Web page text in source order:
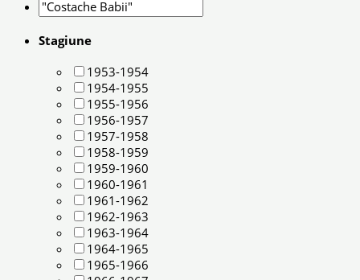
Stagiune
1953-1954
1954-1955
1955-1956
1956-1957
1957-1958
1958-1959
1959-1960
1960-1961
1961-1962
1962-1963
1963-1964
1964-1965
1965-1966